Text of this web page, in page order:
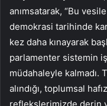
anımsatarak, “Bu
demokrasi tarihinde
kez daha kınayarak
parlamenter sistemin
müdahaleyle kalmadı.
alındığı, toplumsal